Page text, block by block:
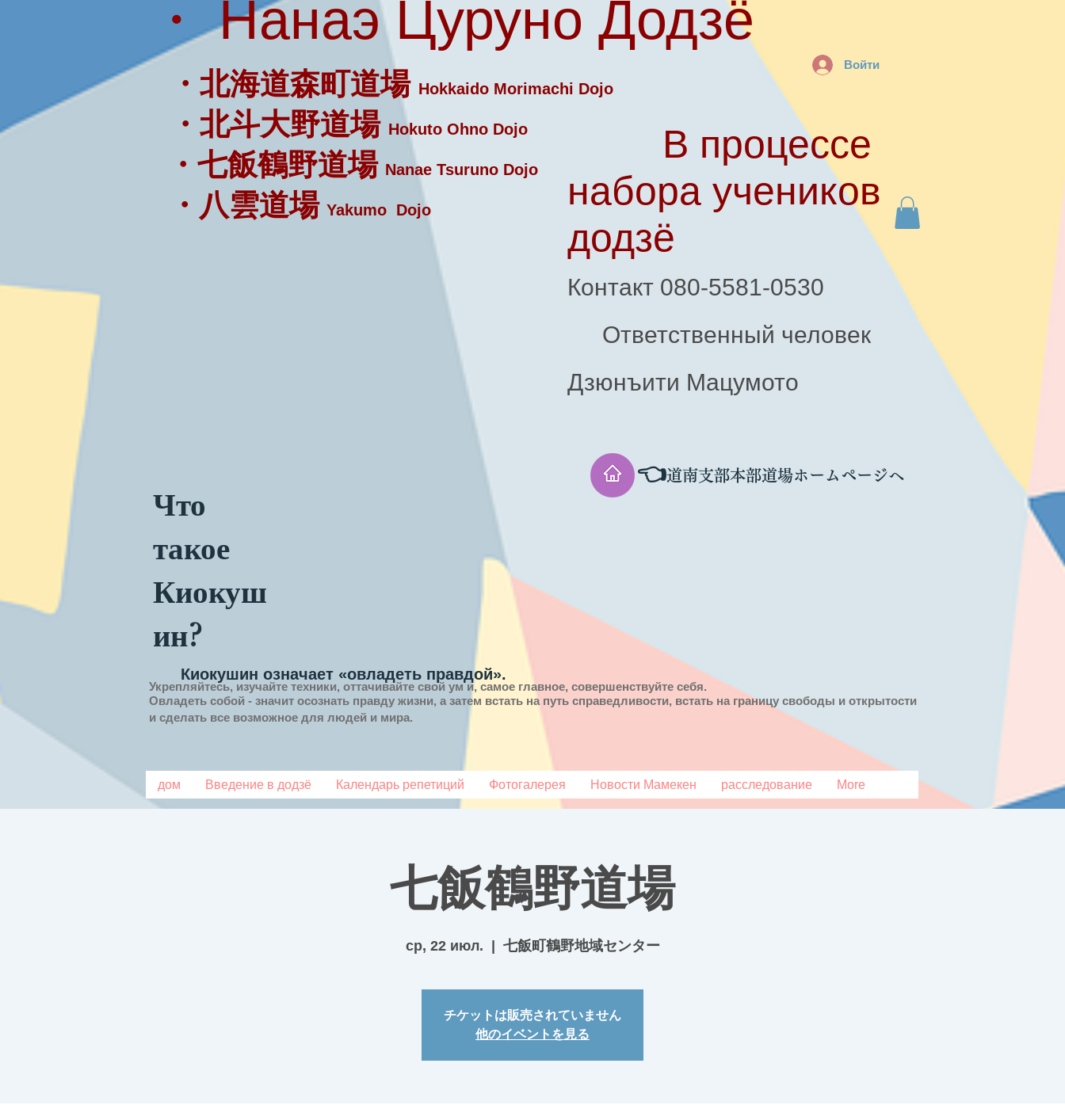
・ Нанаэ Цуруно Додзё
Войти
В процессе
набора учеников
додзё
Контакт 080-5581-0530
Ответственный человек
Дзюнъити Мацумото
・北海道森町道場 Hokkaido Morimachi Dojo
・北斗大野道場 Hokuto Ohno Dojo
・七飯鶴野道場 Nanae Tsuruno Dojo
・八雲道場 Yakumo Dojo
Что
такое
Киокуш
ин?
👈道南支部本部道場ホームページへ
Киокушин означает «овладеть правдой».
Укрепляйтесь, изучайте техники, оттачивайте свой ум и, самое главное, совершенствуйте себя.
Овладеть собой - значит осознать правду жизни, а затем встать на путь справедливости, встать на границу свободы и открытости
и сделать все возможное для людей и мира.
дом Введение в додзё Календарь репетиций Фотогалерея Новости Мамекен расследование More
七飯鶴野道場
ср, 22 июл. 七飯町鶴野地域センター
チケットは販売されていません
他のイベントを見る